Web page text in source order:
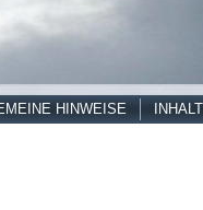
HINWEISE